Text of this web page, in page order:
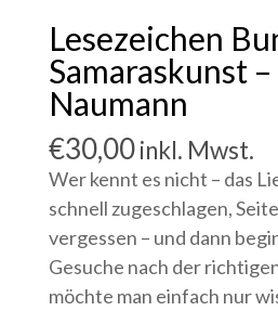
Lesezeichen
Samaraskunst
Naumann
€30,00inkl. Mwst.
Wer kennt es nicht – das
schnell zugeschlagen,
vergessen – und dann
Gesuche nach der
möchte man einfach nur